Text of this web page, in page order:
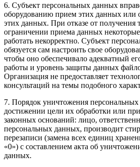
6. Субъект персональных данных
оборудованию прием этих данных или
этих данных. При отказе от получения
ограничении приема данных
работать некорректно. Субъект
обязуется сам настроить свое
чтобы оно обеспечивало адекватный
работы и уровень защиты данных
Организация не предоставляет
консультаций на темы подобного
7. Порядок уничтожения
достижении цели их обработки или
законных оснований: лицо,
персональных данных, производит
перезаписи (замена всех единиц
«0») с составлением акта об
данных.